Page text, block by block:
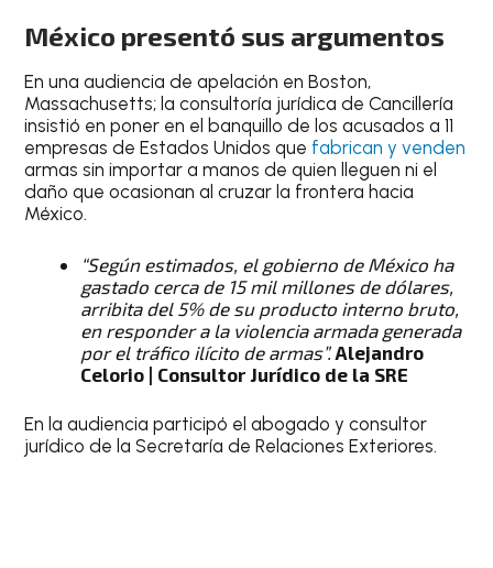
México presentó sus argumentos
En una audiencia de apelación en Boston,
Massachusetts; la consultoría jurídica de Cancillería
insistió en poner en el banquillo de los acusados a 11
empresas de Estados Unidos que fabrican y venden
armas sin importar a manos de quien lleguen ni el
daño que ocasionan al cruzar la frontera hacia
México.
“Según estimados, el gobierno de México ha
gastado cerca de 15 mil millones de dólares,
arribita del 5% de su producto interno bruto,
en responder a la violencia armada generada
por el tráfico ilícito de armas”. Alejandro
Celorio | Consultor Jurídico de la SRE
En la audiencia participó el abogado y consultor
jurídico de la Secretaría de Relaciones Exteriores.